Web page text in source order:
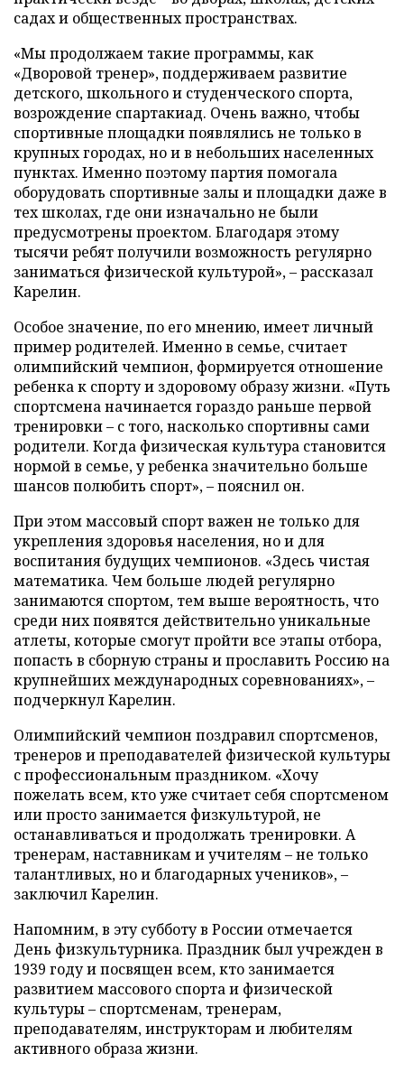
садах и общественных пространствах.
«Мы продолжаем такие программы, как
«Дворовой тренер», поддерживаем развитие
детского, школьного и студенческого спорта,
возрождение спартакиад. Очень важно, чтобы
спортивные площадки появлялись не только в
крупных городах, но и в небольших населенных
пунктах. Именно поэтому партия помогала
оборудовать спортивные залы и площадки даже в
тех школах, где они изначально не были
предусмотрены проектом. Благодаря этому
тысячи ребят получили возможность регулярно
заниматься физической культурой», – рассказал
Карелин.
Особое значение, по его мнению, имеет личный
пример родителей. Именно в семье, считает
олимпийский чемпион, формируется отношение
ребенка к спорту и здоровому образу жизни. «Путь
спортсмена начинается гораздо раньше первой
тренировки – с того, насколько спортивны сами
родители. Когда физическая культура становится
нормой в семье, у ребенка значительно больше
шансов полюбить спорт», – пояснил он.
При этом массовый спорт важен не только для
укрепления здоровья населения, но и для
воспитания будущих чемпионов. «Здесь чистая
математика. Чем больше людей регулярно
занимаются спортом, тем выше вероятность, что
среди них появятся действительно уникальные
атлеты, которые смогут пройти все этапы отбора,
попасть в сборную страны и прославить Россию на
крупнейших международных соревнованиях», –
подчеркнул Карелин.
Олимпийский чемпион поздравил спортсменов,
тренеров и преподавателей физической культуры
с профессиональным праздником. «Хочу
пожелать всем, кто уже считает себя спортсменом
или просто занимается физкультурой, не
останавливаться и продолжать тренировки. А
тренерам, наставникам и учителям – не только
талантливых, но и благодарных учеников», –
заключил Карелин.
Напомним, в эту субботу в России отмечается
День физкультурника. Праздник был учрежден в
1939 году и посвящен всем, кто занимается
развитием массового спорта и физической
культуры – спортсменам, тренерам,
преподавателям, инструкторам и любителям
активного образа жизни.